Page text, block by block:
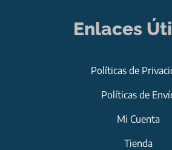
Enlaces
Políticas de
Políticas de
Mi Cuenta
Tienda